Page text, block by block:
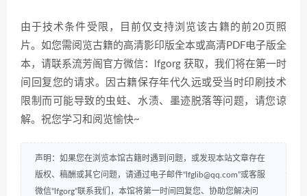
由于技术条件受限，目前仅支持浏览该古籍的前20页照
片。如您需阅览古籍的高清影印版全本或高清PDF电子版全
本，请联系流芳阁官方微信：lfgorg 获取，我们将在第一时
间回复您的请求。因古籍保存年代久远或受当时印刷技术
限制而可能导致的虫蛀、水渍、墨迹脱落等问题，请您谅
解。祝您学习和阅览愉快~
声明：如果您在浏览本馆古籍时遇到问题，或发现本站文章存在
版权、稿酬或其它问题，请通过电子邮件“lfglib@qq.com”或客服
微信“lfgorg”联系我们，本馆将第一时间回复您、协助您解决问